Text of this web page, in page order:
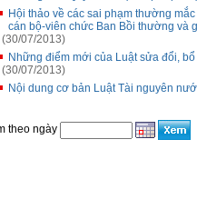
Hội thảo về các sai phạm thường
cán bộ-viên chức Ban Bồi thường và
(30/07/2013)
Những điểm mới của Luật sửa đổi,
(30/07/2013)
Nội dung cơ bản Luật Tài nguyên
theo ngày